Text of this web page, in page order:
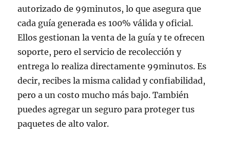
autorizado de 99minutos, lo que asegura que
cada guía generada es 100% válida y oficial.
Ellos gestionan la venta de la guía y te ofrecen
soporte, pero el servicio de recolección y
entrega lo realiza directamente 99minutos. Es
decir, recibes la misma calidad y confiabilidad,
pero a un costo mucho más bajo. También
puedes agregar un seguro para proteger tus
paquetes de alto valor.